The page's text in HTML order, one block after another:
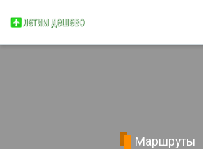
Маршруты